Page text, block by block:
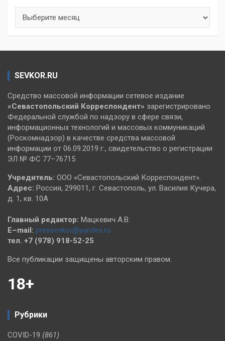
SEVKOR.RU
Средство массовой информации сетевое издание
«Севастопольский Корреспондент» зарегистрировано
Федеральной службой по надзору в сфере связи,
информационных технологий и массовых коммуникаций
(Роскомнадзор) в качестве средства массовой
информации от 06.09.2019 г., свидетельство о регистрации
ЭЛ № ФС 77–76715
Учредитель: ООО «Севастопольский Корреспондент».
Адрес: Россия, 299011, г. Севастополь, ул. Василия Кучера,
д. 1, кв. 10А
Главный редактор: Мацкевич А.В.
E–mail: pressevkor@yandex.ru
тел. +7 (978) 918-52-25
Все публикации защищены авторским правом.
18+
Рубрики
COVID-19 (861)